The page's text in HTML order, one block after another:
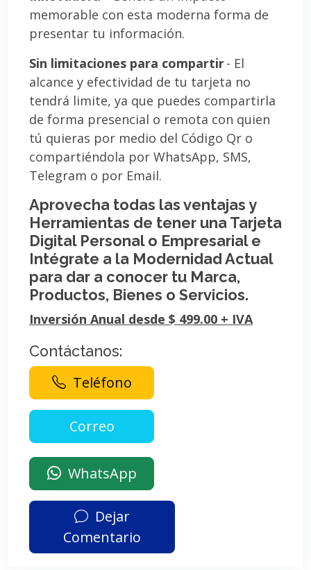
memorable con esta moderna forma de
presentar tu información.
Sin limitaciones para compartir- El
alcance y efectividad de tu tarjeta no
tendrá limite, ya que puedes compartirla
de forma presencial o remota con quien
tú quieras por medio del Código Qr o
compartiéndola por WhatsApp, SMS,
Telegram o por Email.
Aprovecha todas las ventajas y
Herramientas de tener una Tarjeta
Digital Personal o Empresarial e
Intégrate a la Modernidad Actual
para dar a conocer tu Marca,
Productos, Bienes o Servicios.
Inversión Anual desde $ 499.00 + IVA
Contáctanos:
Teléfono
WhatsApp
Dejar
Comentario